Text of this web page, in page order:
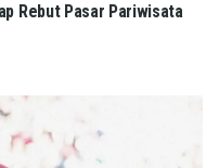
Rebut Pasar Pariwisata